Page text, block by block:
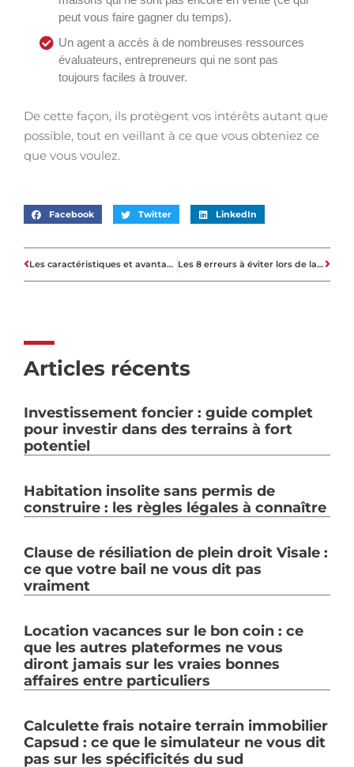
peut vous faire gagner du temps).
Un agent a accès à de nombreuses ressources
évaluateurs, entrepreneurs qui ne sont pas
toujours faciles à trouver.
De cette façon, ils protègent vos intérêts autant que
possible, tout en veillant à ce que vous obteniez ce
que vous voulez.
Facebook Twitter LinkedIn
Les caractéristiques et avantages d’un abri de piscine bas Les 8 erreurs à éviter lors de la vente de votre maison
Articles récents
Investissement foncier : guide complet
pour investir dans des terrains à fort
potentiel
Habitation insolite sans permis de
construire : les règles légales à connaître
Clause de résiliation de plein droit Visale :
ce que votre bail ne vous dit pas
vraiment
Location vacances sur le bon coin : ce
que les autres plateformes ne vous
diront jamais sur les vraies bonnes
affaires entre particuliers
Calculette frais notaire terrain immobilier
Capsud : ce que le simulateur ne vous dit
pas sur les spécificités du sud